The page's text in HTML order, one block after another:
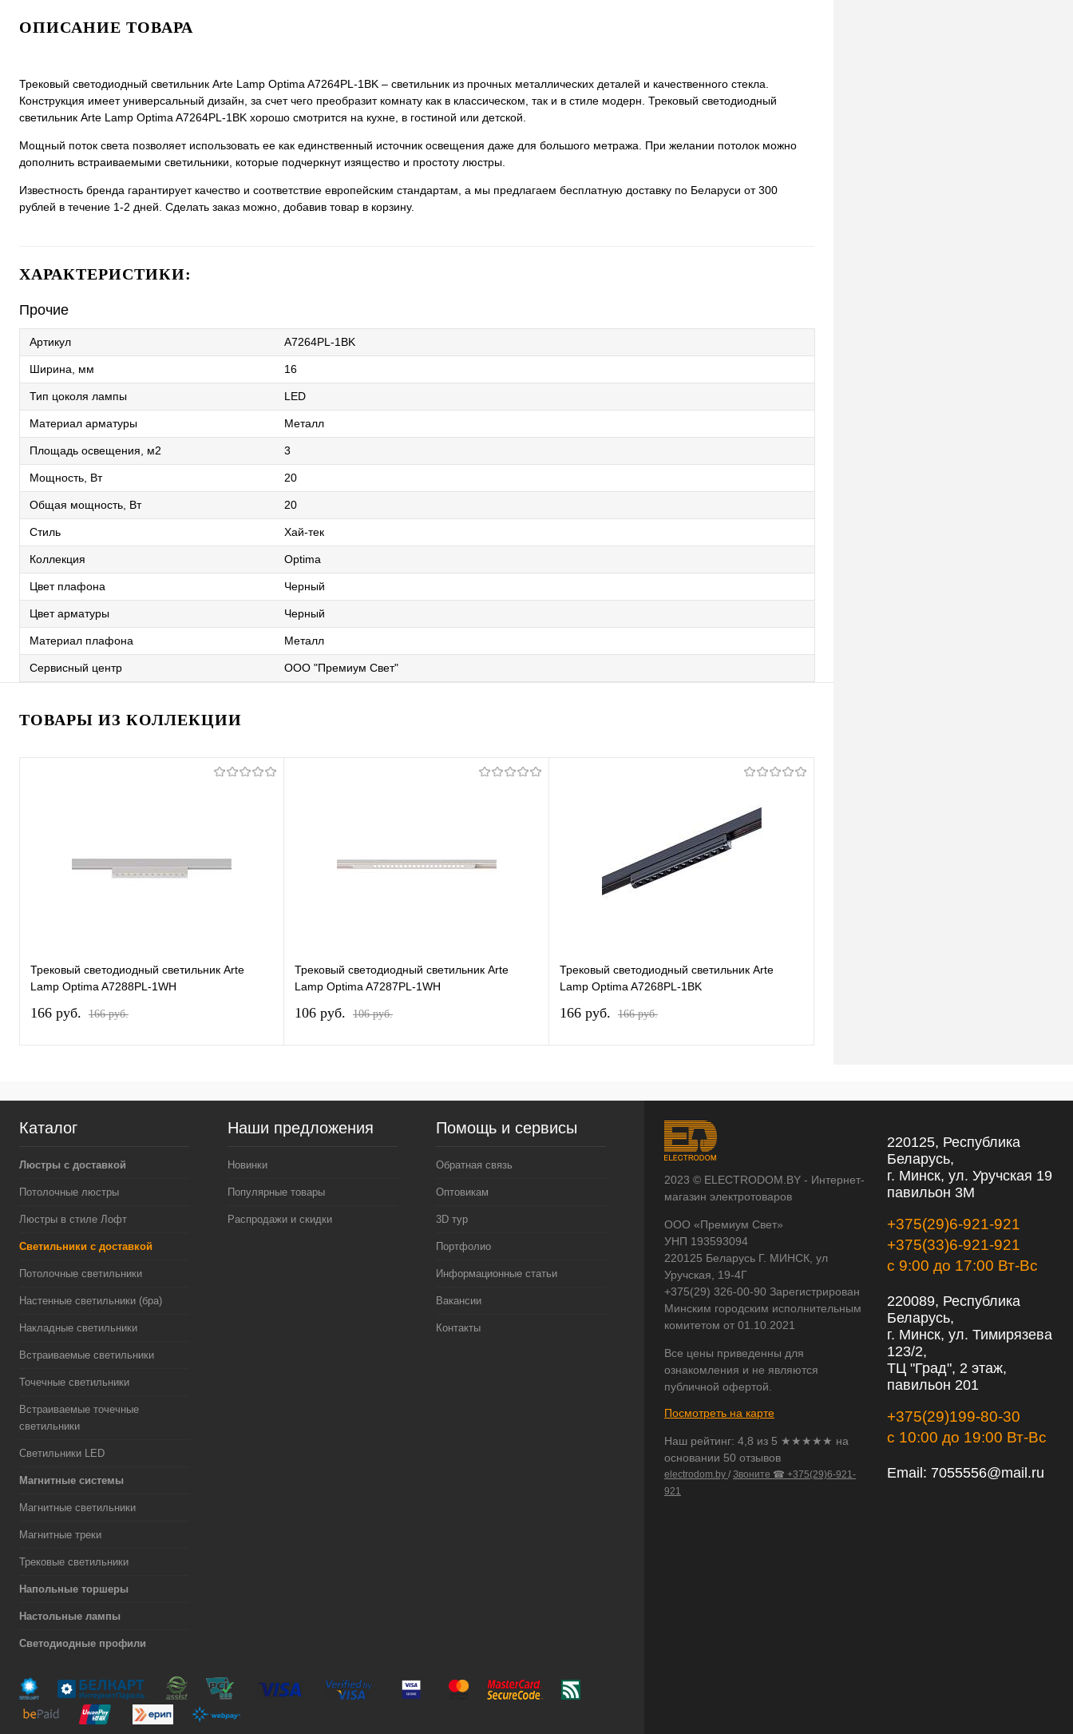
ОПИСАНИЕ ТОВАРА
Трековый светодиодный светильник Arte Lamp Optima A7264PL-1BK – светильник из прочных металлических деталей и качественного стекла.
Конструкция имеет универсальный дизайн, за счет чего преобразит комнату как в классическом, так и в стиле модерн. Трековый светодиодный
светильник Arte Lamp Optima A7264PL-1BK хорошо смотрится на кухне, в гостиной или детской.
Мощный поток света позволяет использовать ее как единственный источник освещения даже для большого метража. При желании потолок можно
дополнить встраиваемыми светильники, которые подчеркнут изящество и простоту люстры.
Известность бренда гарантирует качество и соответствие европейским стандартам, а мы предлагаем бесплатную доставку по Беларуси от 300
рублей в течение 1-2 дней. Сделать заказ можно, добавив товар в корзину.
ХАРАКТЕРИСТИКИ:
Прочие
Артикул A7264PL-1BK
Ширина, мм 16
Тип цоколя лампы LED
Материал арматуры Металл
Площадь освещения, м2 3
Мощность, Вт 20
Общая мощность, Вт 20
Стиль Хай-тек
Коллекция Optima
Цвет плафона Черный
Цвет арматуры Черный
Материал плафона Металл
Сервисный центр ООО "Премиум Свет"
ТОВАРЫ ИЗ КОЛЛЕКЦИИ
Трековый светодиодный светильник Arte
Lamp Optima A7288PL-1WH
166 pуб. 166 pуб.
Трековый светодиодный светильник Arte
Lamp Optima A7287PL-1WH
106 pуб. 106 pуб.
Трековый светодиодный светильник Arte
Lamp Optima A7268PL-1BK
166 pуб. 166 pуб.
Каталог
Люстры с доставкой
Потолочные люстры
Люстры в стиле Лофт
Светильники с доставкой
Потолочные светильники
Настенные светильники (бра)
Накладные светильники
Встраиваемые светильники
Точечные светильники
Встраиваемые точечные
светильники
Светильники LED
Магнитные системы
Магнитные светильники
Магнитные треки
Трековые светильники
Напольные торшеры
Настольные лампы
Светодиодные профили
Наши предложения
Новинки
Популярные товары
Распродажи и скидки
Помощь и сервисы
Обратная связь
Оптовикам
3D тур
Портфолио
Информационные статьи
Вакансии
Контакты
2023 © ELECTRODOM.BY - Интернет-
магазин электротоваров
ООО «Премиум Свет»
УНП 193593094
220125 Беларусь Г. МИНСК, ул
Уручская, 19-4Г
+375(29) 326-00-90 Зарегистрирован
Минским городским исполнительным
комитетом от 01.10.2021
Все цены приведенны для
ознакомления и не являются
публичной офертой.
Посмотреть на карте
Наш рейтинг: 4,8 из 5 ★★★★★ на
основании 50 отзывов
electrodom.by / Звоните ☎ +375(29)6-921-
921
220125, Республика
Беларусь,
г. Минск, ул. Уручская 19
павильон 3М
+375(29)6-921-921
+375(33)6-921-921
с 9:00 до 17:00 Вт-Вс
220089, Республика
Беларусь,
г. Минск, ул. Тимирязева
123/2,
ТЦ "Град", 2 этаж,
павильон 201
+375(29)199-80-30
с 10:00 до 19:00 Вт-Вс
Email: 7055556@mail.ru